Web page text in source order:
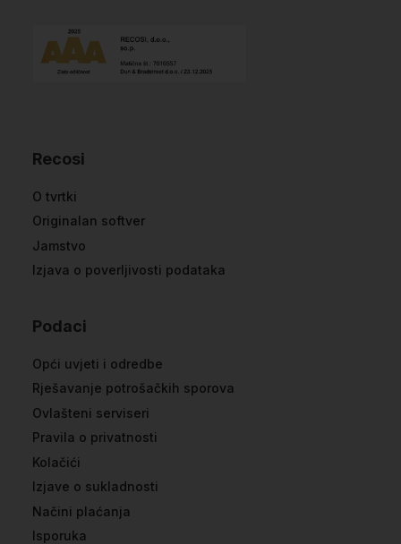
Recosi
O tvrtki
Originalan softver
Jamstvo
Izjava o poverljivosti podataka
Podaci
Opći uvjeti i odredbe
Rješavanje potrošačkih sporova
Ovlašteni serviseri
Pravila o privatnosti
Kolačići
Izjave o sukladnosti
Načini plaćanja
Isporuka